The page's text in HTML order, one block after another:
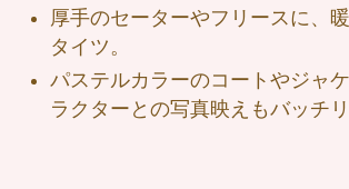
厚手のセーターやフリースに、
タイツ。
パステルカラーのコートやジャ
ラクターとの写真映えもバッチリ